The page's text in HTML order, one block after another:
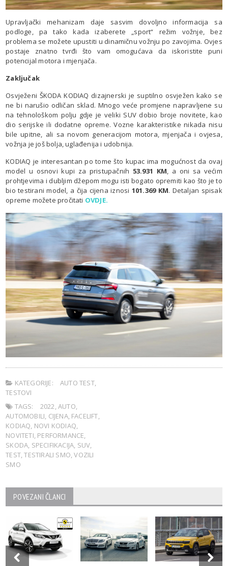
Upravljački mehanizam daje sasvim dovoljno informacija sa
podloge, pa tako kada izaberete „sport“ režim vožnje, bez
problema se možete upustiti u dinamičnu vožnju po zavojima. Ovjes
postaje znatno tvrđi što vam omogućava da iskoristite puni
potencijal motora i mjenjača.
Zaključak
Osvježeni ŠKODA KODIAQ dizajnerski je suptilno osvježen kako se
ne bi narušio odličan sklad. Mnogo veće promjene napravljene su
na tehnološkom polju gdje je veliki SUV dobio broje novitete, kao
dio serijske ili dodatne opreme. Vozne karakteristike nikada nisu
bile upitne, ali sa novom generacijom motora, mjenjača i ovjesa,
vožnja je još bolja, uglađenija i udobnija.
KODIAQ je interesantan po tome što kupac ima mogućnost da ovaj
model u osnovi kupi za pristupačnih 53.931 KM, a oni sa većim
prohtjevima i dubljim džepom mogu isti bogato opremiti kao što je to
bio testirani model, a čija cijena iznosi 101.369 KM. Detaljan spisak
opreme možete pročitati OVDJE.
KATEGORIJE: AUTO TEST,
TESTOVI
TAGS:
2022,AUTO,
AUTOMOBILI, CIJENA, FACELIFT,
KODIAQ, NOVI KODIAQ,
NOVITETI, PERFORMANCE,
SKODA, SPECIFIKACIJA, SUV,
TEST,TESTIRALI SMO,VOZILI
SMO
POVEZANI ČLANCI